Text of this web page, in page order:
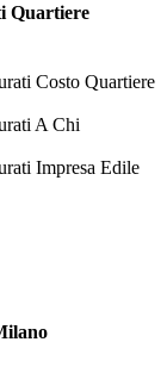
Quartiere
Costo Quartiere
A Chi
Impresa Edile